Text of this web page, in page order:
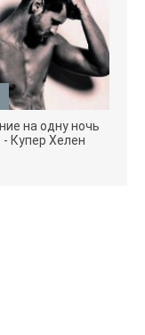
на одну ночь
Купер Хелен
серии книг